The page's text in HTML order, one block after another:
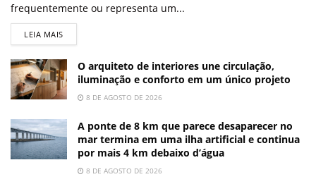
frequentemente ou representa um...
LEIA MAIS
O arquiteto de interiores une circulação,
iluminação e conforto em um único projeto
8 DE AGOSTO DE 2026
A ponte de 8 km que parece desaparecer no
mar termina em uma ilha artificial e continua
por mais 4 km debaixo d’água
8 DE AGOSTO DE 2026